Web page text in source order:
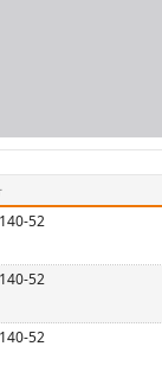
52
52
52